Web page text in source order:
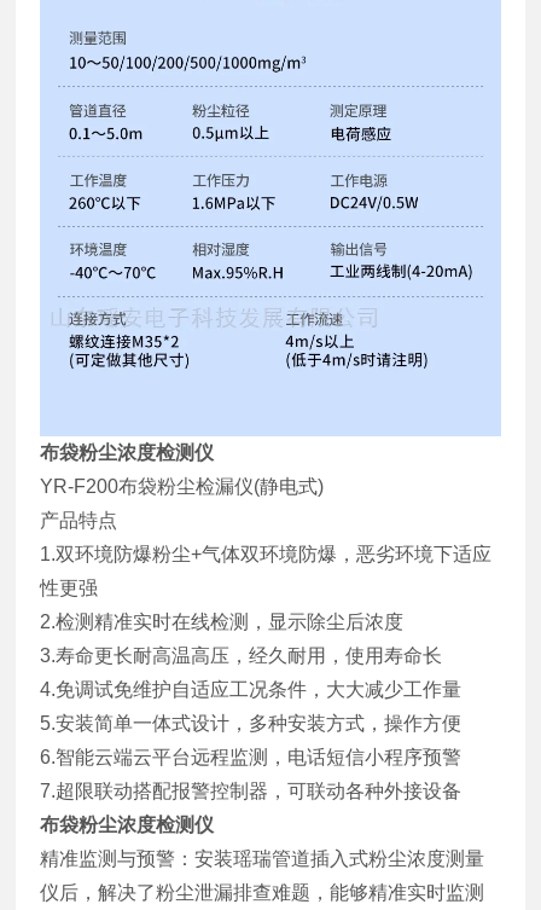
布袋粉尘浓度检测仪
YR-F200布袋粉尘检漏仪(静电式)
产品特点
1.双环境防爆粉尘+气体双环境防爆，恶劣环境下适应
性更强
2.检测精准实时在线检测，显示除尘后浓度
3.寿命更长耐高温高压，经久耐用，使用寿命长
4.免调试免维护自适应工况条件，大大减少工作量
5.安装简单一体式设计，多种安装方式，操作方便
6.智能云端云平台远程监测，电话短信小程序预警
7.超限联动搭配报警控制器，可联动各种外接设备
布袋粉尘浓度检测仪
精准监测与预警：安装瑶瑞管道插入式粉尘浓度测量
仪后，解决了粉尘泄漏排查难题，能够精准实时监测